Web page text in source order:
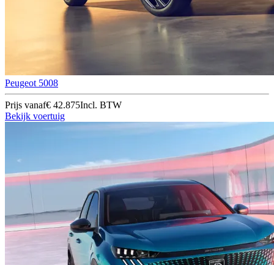
Peugeot 5008
Prijs vanaf€ 42.875Incl. BTW
Bekijk voertuig